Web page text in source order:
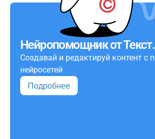
Нейропомощник от
Создавай и редактируй контент
нейросетей
Подробнее